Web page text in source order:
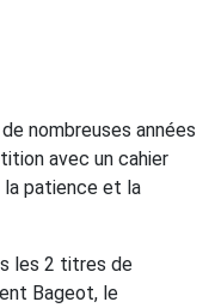
nombreuses années
avec un cahier
la patience et la
les 2 titres de
Bageot, le